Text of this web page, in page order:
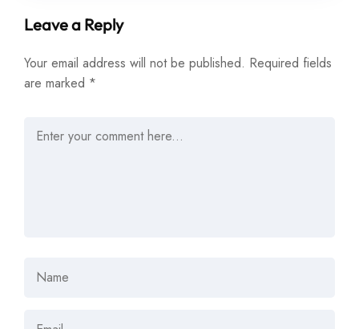
Leave a Reply
Your email address will not be published. Required fields
are marked *